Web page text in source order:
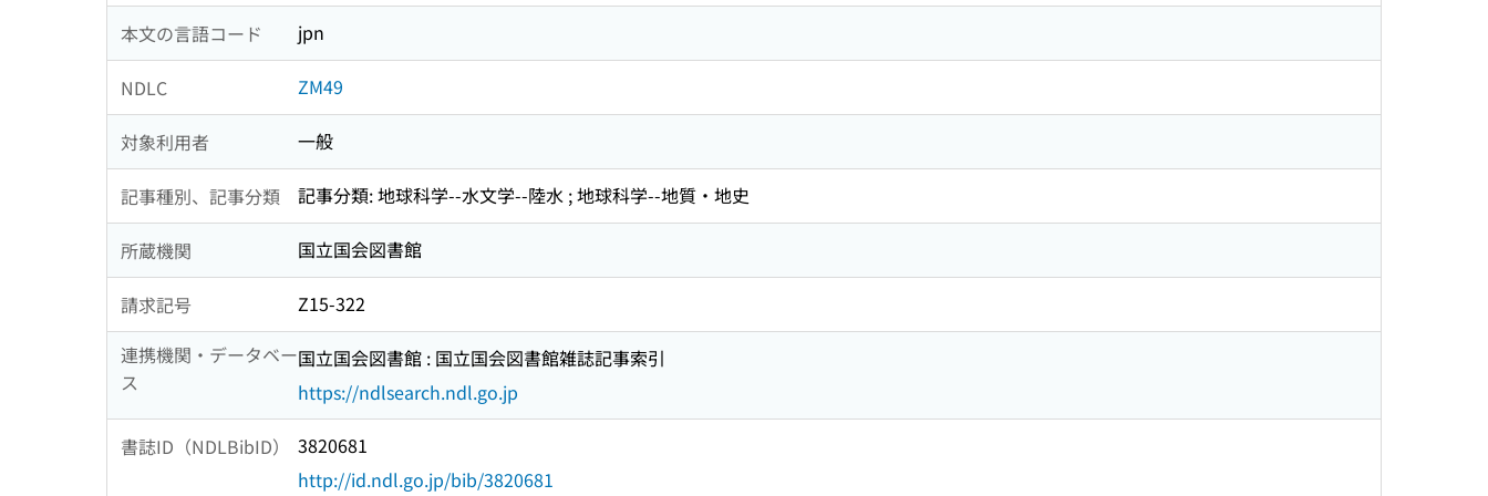
本文の言語コード jpn
NDLC ZM49
対象利用者 一般
記事種別、記事分類 記事分類: 地球科学--水文学--陸水 ; 地球科学--地質・地史
所蔵機関 国立国会図書館
請求記号
Z15-322
連携機関・データベー
ス
国立国会図書館 : 国立国会図書館雑誌記事索引
https://ndlsearch.ndl.go.jp
書誌ID（NDLBibID）
3820681
http://id.ndl.go.jp/bib/3820681